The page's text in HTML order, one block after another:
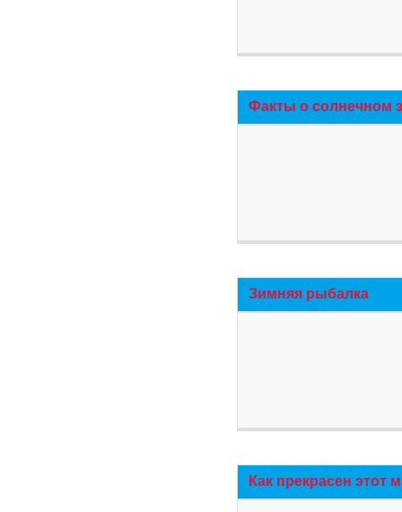
Факты о солнечном
Зимняя рыбалка
Как прекрасен этот